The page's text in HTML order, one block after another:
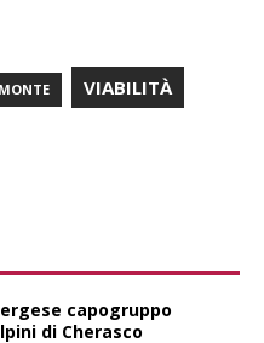
VIABILITÀ
capogruppo
di Cherasco